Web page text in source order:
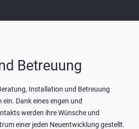
Betreuung
Installation und Betreuung
Dank eines engen und
werden ihre Wünsche und
einer jeden Neuentwicklung gestellt.